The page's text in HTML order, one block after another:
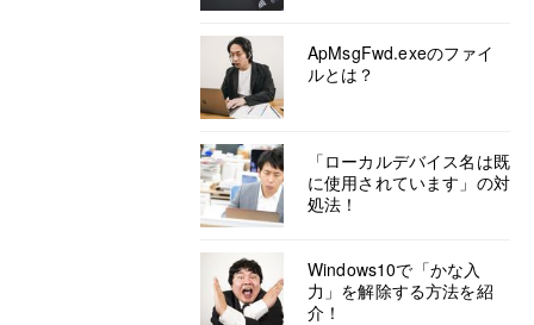
ApMsgFwd.exeのファイ
ルとは？
「ローカルデバイス名は既
に使用されています」の対
処法！
Windows10で「かな入
力」を解除する方法を紹
介！